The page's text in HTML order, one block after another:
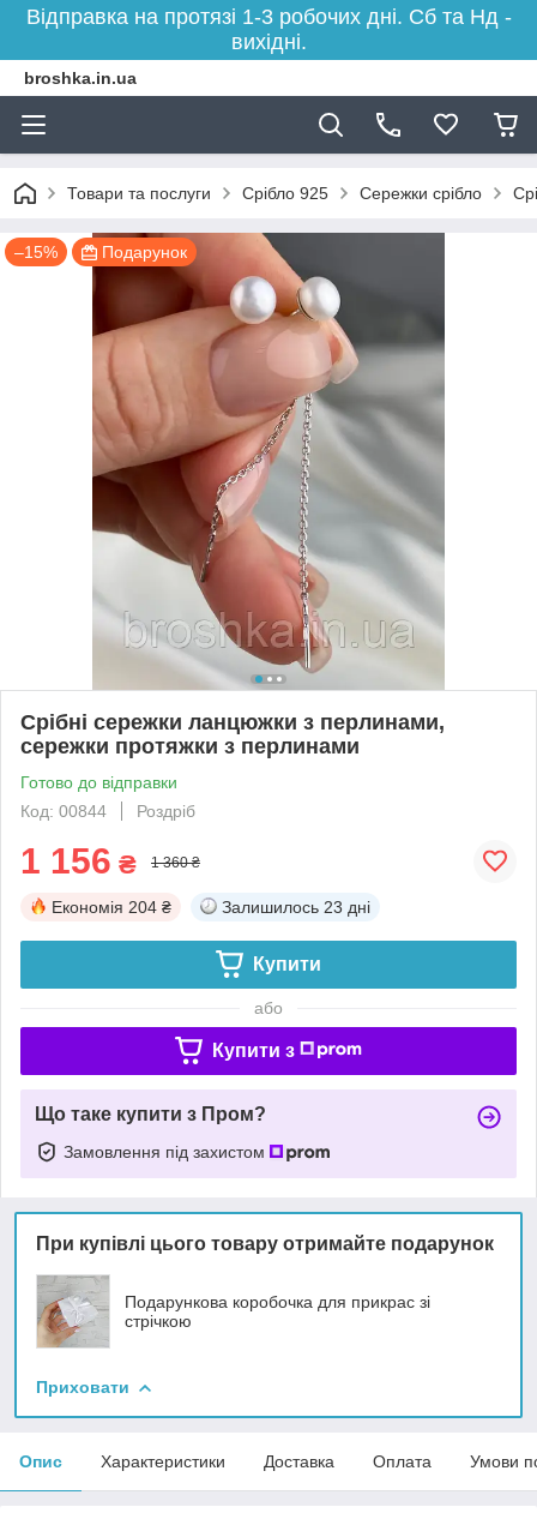
Відправка на протязі 1-3 робочих дні. Сб та Нд -
вихідні.
broshka.in.ua
Товари та послуги Срібло 925 Сережки срібло
–15% Подарунок
Срібні сережки ланцюжки з перлинами,
сережки протяжки з перлинами
Готово до відправки
Код: 00844
Роздріб
1 156 ₴ 1 360 ₴
Економія 204 ₴ Залишилось 23 дні
Купити
або
Купити з
Що таке купити з Пром?
Замовлення під захистом
При купівлі цього товару отримайте подарунок
Подарункова коробочка для прикрас зі
стрічкою
Приховати
Опис Характеристики Доставка Оплата Умови